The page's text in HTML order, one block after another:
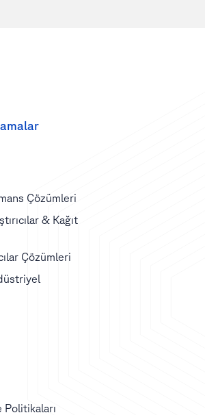
Çözümleri
& Kağıt
Çözümleri
Politikaları